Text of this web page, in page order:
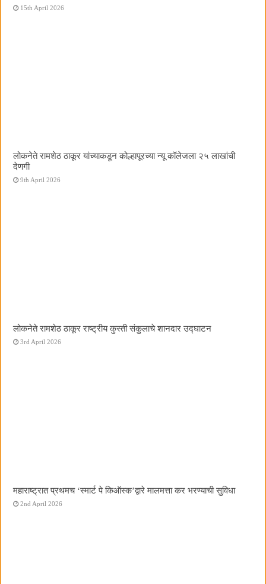
15th April 2026
लोकनेते रामशेठ ठाकूर यांच्याकडून कोल्हापूरच्या न्यू कॉलेजला २५ लाखांची
देणगी
9th April 2026
लोकनेते रामशेठ ठाकूर राष्ट्रीय कुस्ती संकुलाचे शानदार उद्घाटन
3rd April 2026
महाराष्ट्रात प्रथमच ‌‘स्मार्ट पे किऑस्क‌’द्वारे मालमत्ता कर भरण्याची सुविधा
2nd April 2026